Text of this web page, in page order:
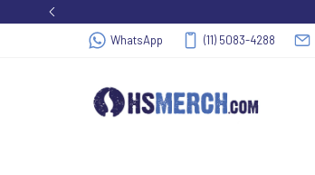
WhatsApp (11) 5083-4288